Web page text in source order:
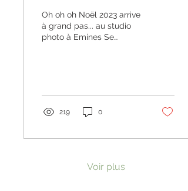
Oh oh oh Noël 2023 arrive
à grand pas... au studio
photo à Emines Se
219 0
Voir plus